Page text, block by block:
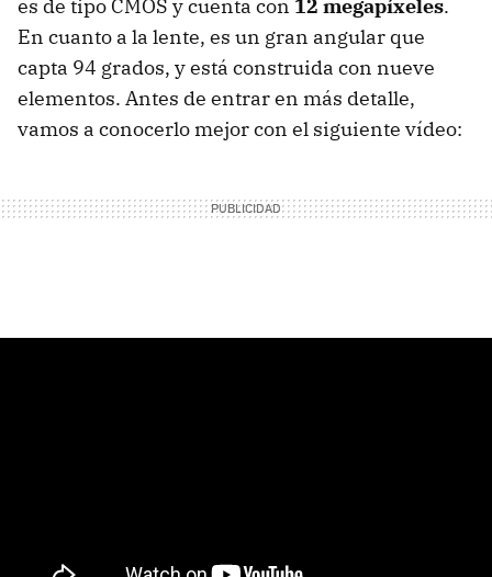
es de tipo CMOS y cuenta con 12 megapíxeles.
En cuanto a la lente, es un gran angular que
capta 94 grados, y está construida con nueve
elementos. Antes de entrar en más detalle,
vamos a conocerlo mejor con el siguiente vídeo: